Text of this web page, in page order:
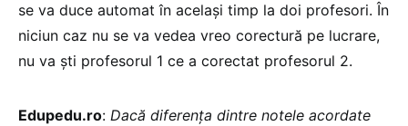
se va duce automat în același timp la doi profesori. În
niciun caz nu se va vedea vreo corectură pe lucrare,
nu va ști profesorul 1 ce a corectat profesorul 2.
Edupedu.ro: Dacă diferența dintre notele acordate